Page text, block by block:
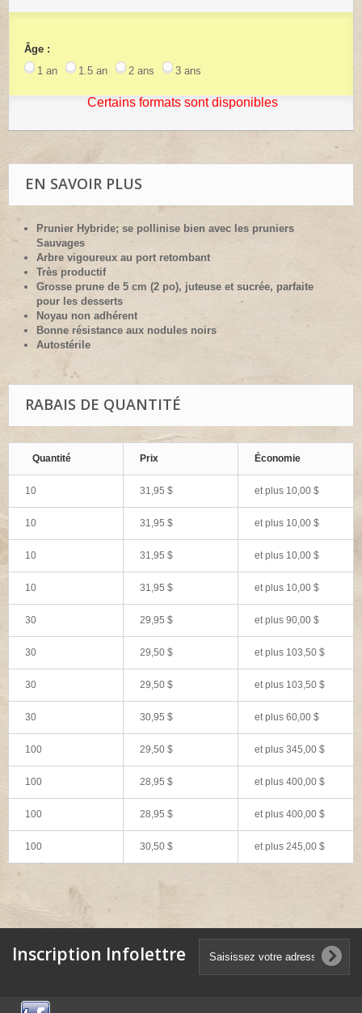
Âge :
1 an
1.5 an 2 ans 3 ans
Certains formats sont disponibles
EN SAVOIR PLUS
Prunier Hybride; se pollinise bien avec les pruniers
Sauvages
Arbre vigoureux au port retombant
Très productif
Grosse prune de 5 cm (2 po), juteuse et sucrée, parfaite
pour les desserts
Noyau non adhérent
Bonne résistance aux nodules noirs
Autostérile
RABAIS DE QUANTITÉ
Quantité Prix Économie
10 31,95 $ et plus 10,00 $
10 31,95 $ et plus 10,00 $
10 31,95 $ et plus 10,00 $
10 31,95 $ et plus 10,00 $
30 29,95 $ et plus 90,00 $
30 29,50 $ et plus 103,50 $
30 29,50 $ et plus 103,50 $
30 30,95 $ et plus 60,00 $
100 29,50 $ et plus 345,00 $
100 28,95 $ et plus 400,00 $
100 28,95 $ et plus 400,00 $
100 30,50 $ et plus 245,00 $
Inscription Infolettre